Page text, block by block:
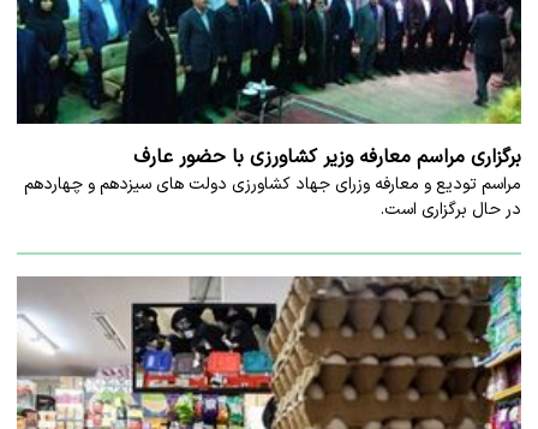
برگزاری مراسم معارفه وزیر کشاورزی با حضور عارف
مراسم تودیع و معارفه وزرای جهاد کشاورزی دولت های سیزدهم و چهاردهم
در حال برگزاری است.